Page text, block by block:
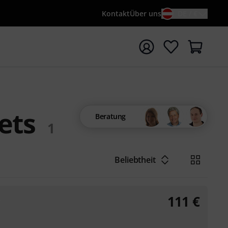
KontaktÜber uns
mit Suchwort {searchTerm} starten
1
Beratung
Beliebtheit
111 €